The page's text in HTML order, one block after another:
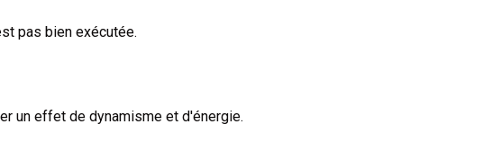
pas bien exécutée.
un effet de dynamisme et d'énergie.